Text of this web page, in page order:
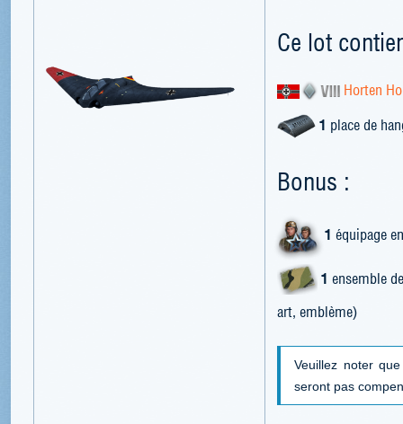
Ce lot
Horten
1 place de
Bonus :
1 équipage
1 ensemble
art, emblème)
Veuillez noter
seront pas